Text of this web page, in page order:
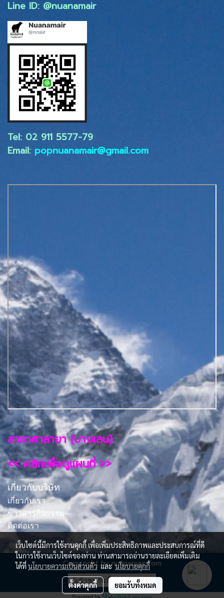
Line ID: @nuanamair
Tel: 02 ​911 5577-79
Email: popnuanamair@gmail.com
สาขาศาลายา (บางเลน)
<< คลิกเพื่อดูแผนที่ >>
เกี่ยวกับบริษัท
เกี่ยวกับเรา
ข่าวสารกิจกรรม
ติดต่อเรา
Copy right by nuanamair.com
ผู้เข้าชมวันนี้ 1,245
เว็บไซต์นี้มีการใช้งานคุกกี้ เพื่อเพิ่มประสิทธิภาพและประสบการณ์ที่ดี
ในการใช้งานเว็บไซต์ของท่าน ท่านสามารถอ่านรายละเอียดเพิ่มเติม
ได้ที่นโยบายความเป็นส่วนตัวและนโยบายคุกกี้
ตั้งค่าคุกกี้ ยอมรับทั้งหมด